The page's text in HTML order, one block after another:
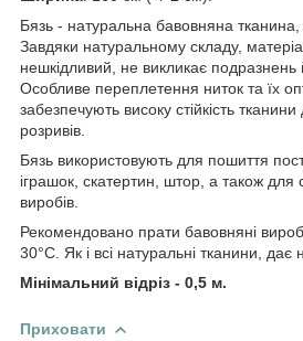
Бязь - натуральна бавовняна тканина,
Завдяки натуральному складу,
нешкідливий, не викликає подразнень
Особливе переплетення ниток та їх
забезпечують високу стійкість
розривів.
Бязь використовують для пошиття
іграшок, скатертин, штор, а також для
виробів.
Рекомендовано прати бавовняні
30°С. Як і всі натуральні тканини, дає
Мінімальний відріз - 0,5 м.
Приховати